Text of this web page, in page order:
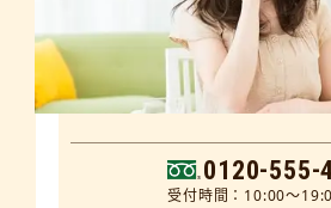
0120-555-
受付時間：10:00～